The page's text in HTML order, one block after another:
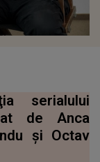
serialului
de Anca
şi Octav